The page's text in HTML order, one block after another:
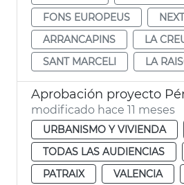
FONS EUROPEUS
ARRANCAPINS
LA
SANT MARCELI
LA
Aprobación proyecto
modificado hace 11 meses
URBANISMO Y VIVIENDA
TODAS LAS AUDIENCIAS
PATRAIX
VALENCIA